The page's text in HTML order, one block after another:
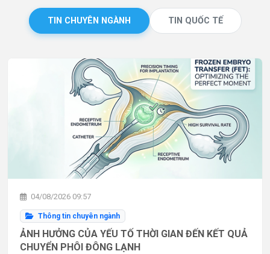
TIN CHUYÊN NGÀNH TIN QUỐC TẾ
04/08/2026 09:57
Thông tin chuyên ngành
ẢNH HƯỞNG CỦA YẾU TỐ THỜI GIAN ĐẾN KẾT QUẢ
CHUYỂN PHÔI ĐÔNG LẠNH